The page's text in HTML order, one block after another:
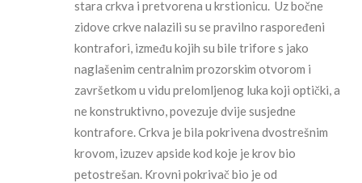
stara crkva i pretvorena u krstionicu. Uz bočne
zidove crkve nalazili su se pravilno raspoređeni
kontrafori, između kojih su bile trifore s jako
naglašenim centralnim prozorskim otvorom i
završetkom u vidu prelomljenog luka koji optički, a
ne konstruktivno, povezuje dvije susjedne
kontrafore. Crkva je bila pokrivena dvostrešnim
krovom, izuzev apside kod koje je krov bio
petostrešan. Krovni pokrivač bio je od